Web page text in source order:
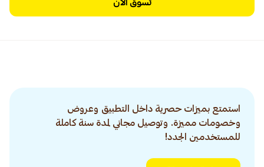
تسوق الآن
استمتع بميزات حصرية داخل التطبيق وعروض
وخصومات مميزة. وتوصيل مجاني لمدة سنة كاملة
للمستخدمين الجدد!